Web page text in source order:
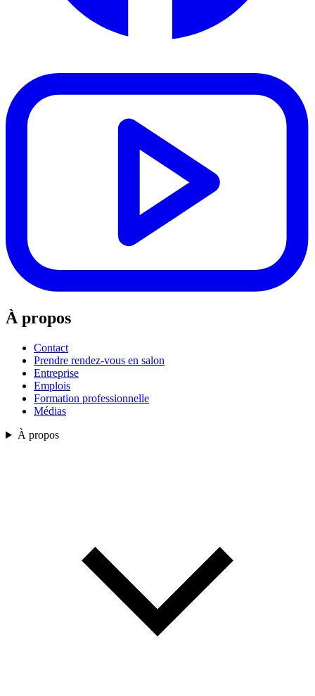
À propos
Contact
Prendre rendez-vous en salon
Entreprise
Emplois
Formation professionnelle
Médias
À propos